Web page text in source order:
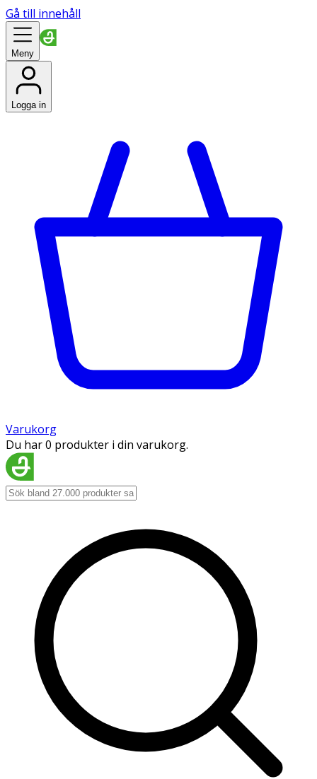
Gå till innehåll
Meny
Logga in
Varukorg
Du har 0 produkter i din varukorg.